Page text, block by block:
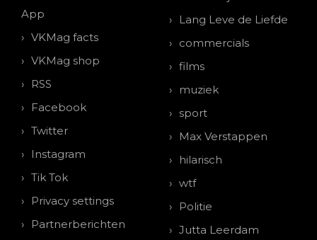
App
VKMag facts
VKMag shop
RSS
Facebook
Twitter
Instagram
Tik Tok
Privacy settings
Partnerberichten
Lang Leve de Liefde
commercials
films
muziek
sport
Max Verstappen
hilarisch
wtf
Politie
Jutta Leerdam